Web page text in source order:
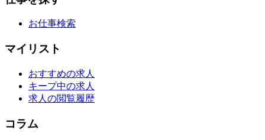
お仕事検索
マイリスト
おすすめの求人
キープ中の求人
求人の閲覧履歴
コラム